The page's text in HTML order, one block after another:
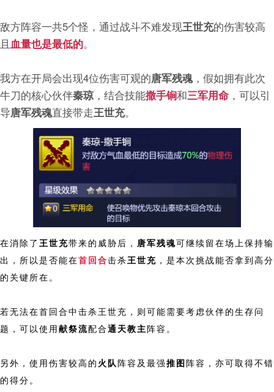
敌方阵容一共5个怪，通过战斗不难发现王世充的伤害较高
且 血量也是最低的。
我方在开局会出现4位伤害可观的唐军残魂，假如拥有此次
牛刀的核心伙伴秦琼 ，结合技能撒手锏和三军用命 ，可以引
导唐军残魂直接带走王世充。
在消除了 王世充带来的威胁后， 唐军残魂可继续留在场上保持输
出，所以是否能在首回合击杀王世充 ，是本次挑战能否拿到高分
的关键所在。
若无法在首回合中击杀王世充，则可能需要考虑伙伴的生存问
题，可以使用献祭流配合通天教主阵容。
另外，使用伤害较高的 火队阵容及最强推图阵容，亦可取得不错
的得分。